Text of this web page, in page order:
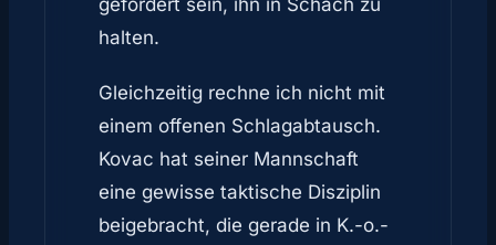
gefordert sein, ihn in Schach zu
halten.
Gleichzeitig rechne ich nicht mit
einem offenen Schlagabtausch.
Kovac hat seiner Mannschaft
eine gewisse taktische Disziplin
beigebracht, die gerade in K.-o.-